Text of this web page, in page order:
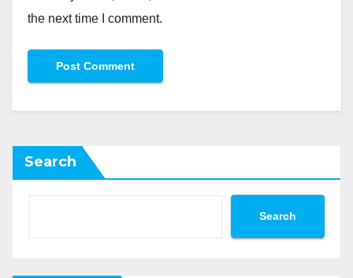
the next time I comment.
Search
Search